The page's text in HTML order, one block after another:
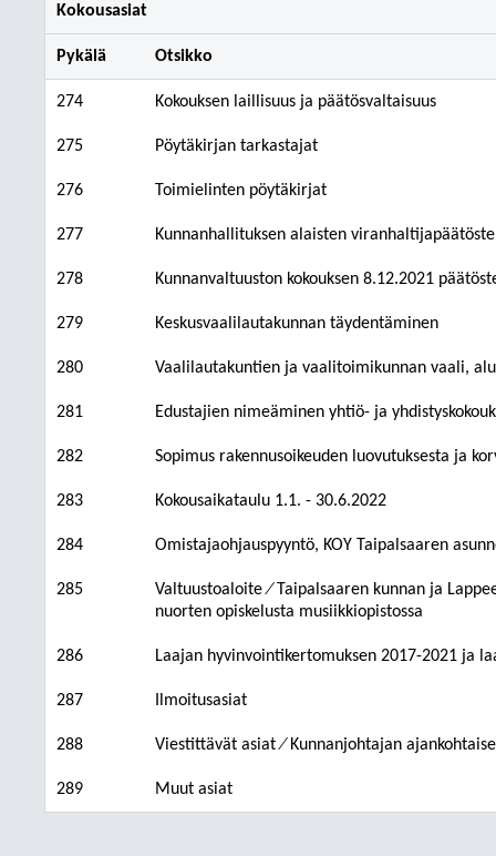
Kokousasiat
Pykälä Otsikko
274 Kokouksen laillisuus ja päätösvaltaisuus
275 Pöytäkirjan tarkastajat
276 Toimielinten pöytäkirjat
277 Kunnanhallituksen alaisten
278 Kunnanvaltuuston kokouksen 8.12.2021
279 Keskusvaalilautakunnan täydentäminen
280 Vaalilautakuntien ja vaalitoimikunnan vaali,
281 Edustajien nimeäminen yhtiö- ja
282 Sopimus rakennusoikeuden luovutuksesta ja
283 Kokousaikataulu 1.1. - 30.6.2022
284 Omistajaohjauspyyntö, KOY Taipalsaaren
285
Valtuustoaloite ⁄ Taipalsaaren kunnan ja
nuorten opiskelusta musiikkiopistossa
286 Laajan hyvinvointikertomuksen 2017-2021 ja
287 Ilmoitusasiat
288 Viestittävät asiat ⁄ Kunnanjohtajan
289 Muut asiat